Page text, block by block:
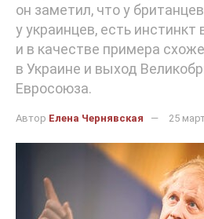
он заметил, что у
у украинцев, есть
и в качестве примера
в Украине и выход
Евросоюза.
Автор Елена Чернявская 25